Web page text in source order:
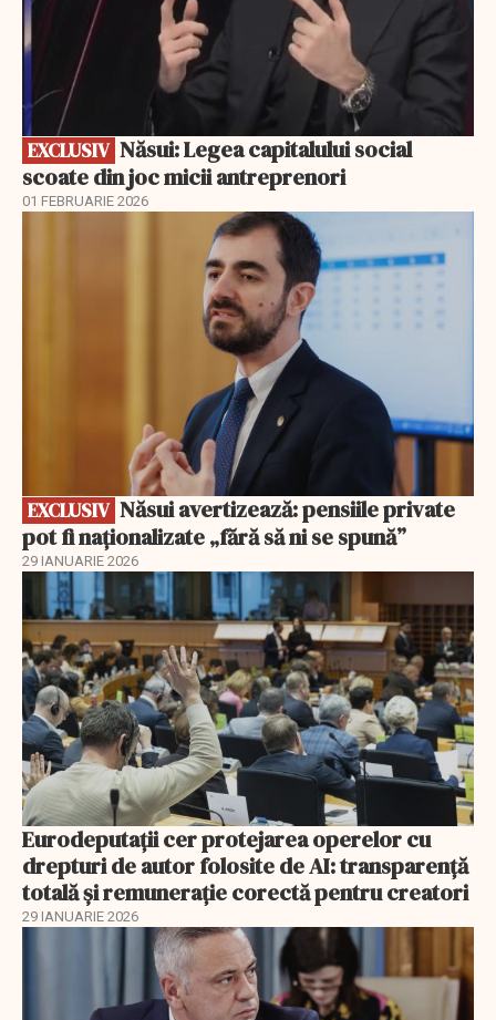
EXCLUSIV
scoate din joc micii antreprenori
01 FEBRUARIE 2026
EXCLUSIV
pot fi naționalizate „fără să ni se spună”
29 IANUARIE 2026
Eurodeputații cer protejarea operelor cu
drepturi de autor folosite de AI: transparență
totală și remunerație corectă pentru creatori
29 IANUARIE 2026